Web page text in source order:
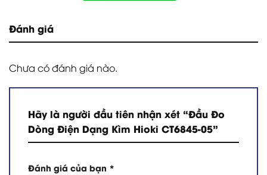
Đánh giá
Chưa có đánh giá nào.
Hãy là người đầu tiên nhận xét “Đầu Đo
Dòng Điện Dạng Kìm Hioki CT6845-05”
Đánh giá của bạn *